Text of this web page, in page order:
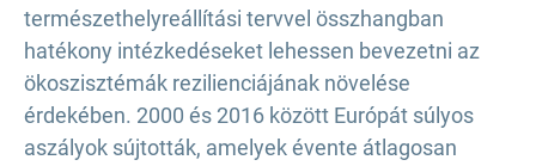
természethelyreállítási tervvel összhangban
hatékony intézkedéseket lehessen bevezetni az
ökoszisztémák rezilienciájának növelése
érdekében. 2000 és 2016 között Európát súlyos
aszályok sújtották, amelyek évente átlagosan